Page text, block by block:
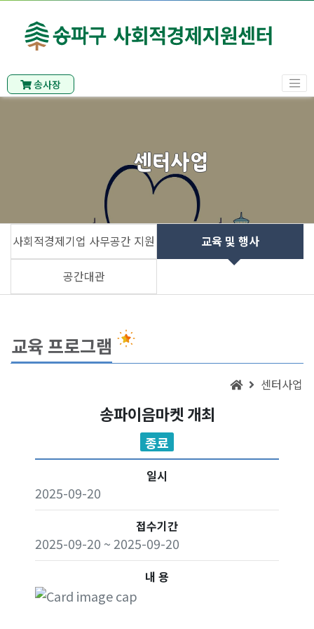
송사장
센터사업
사회적경제기업 사무공간 지원 교육 및 행사
공간대관
교육 프로그램
센터사업
송파이음마켓 개최
종료
일시
2025-09-20
접수기간
2025-09-20 ~ 2025-09-20
내 용